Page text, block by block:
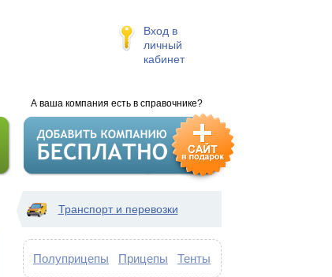
Вход в
личный
кабинет
А ваша компания есть в справочнике?
Транспорт и перевозки
Полуприцепы Прицепы Тенты